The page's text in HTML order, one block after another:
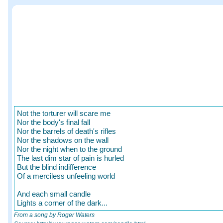
Not the torturer will scare me
Nor the body's final fall
Nor the barrels of death's rifles
Nor the shadows on the wall
Nor the night when to the ground
The last dim star of pain is hurled
But the blind indifference
Of a merciless unfeeling world
And each small candle
Lights a corner of the dark...
From a song by Roger Waters